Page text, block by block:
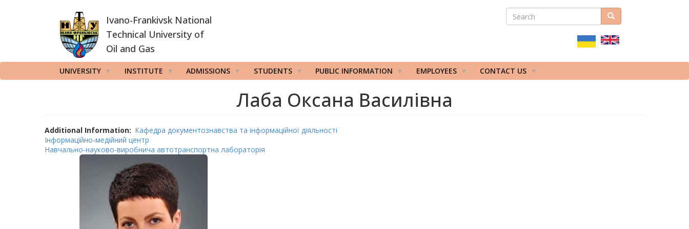
Ivano-Frankivsk National
Technical University of
Oil and Gas
ПОШУКОВА
SEARCH Search
UNIVERSITY INSTITUTE ADMISSIONS STUDENTS PUBLIC INFORMATION EMPLOYEES CONTACT US
Лаба Оксана Василівна
Additional Information
Кафедра документознавства та інформаційної діяльності
Інформаційно-медійний центр
Навчально-науково-виробнича автотранспортна лабораторія